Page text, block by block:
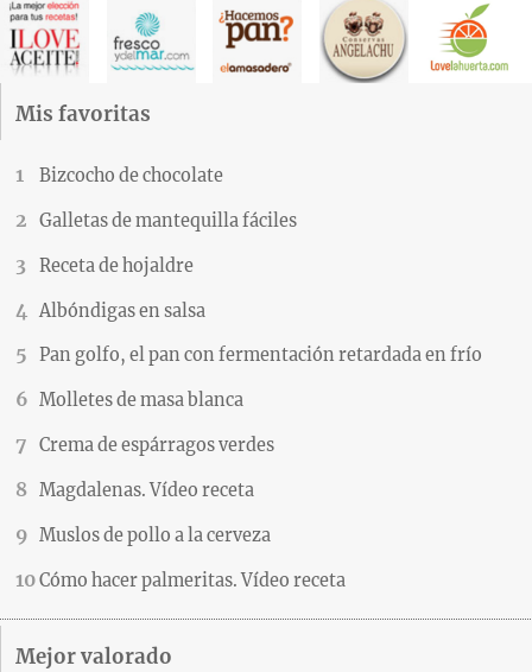
Mis favoritas
Bizcocho de chocolate
Galletas de mantequilla fáciles
Receta de hojaldre
Albóndigas en salsa
Pan golfo, el pan con fermentación retardada en frío
Molletes de masa blanca
Crema de espárragos verdes
Magdalenas. Vídeo receta
Muslos de pollo a la cerveza
Cómo hacer palmeritas. Vídeo receta
Mejor valorado